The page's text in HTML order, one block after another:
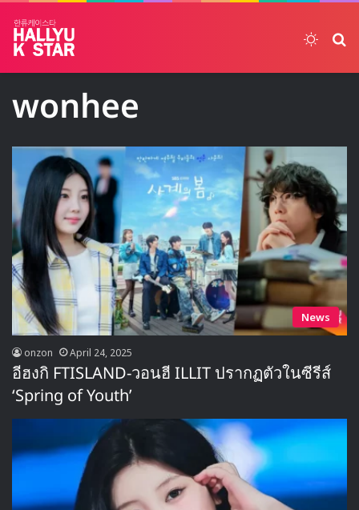
wonhee
News
onzon April 24, 2025
อีฮงกิ FTISLAND-วอนฮี ILLIT ปรากฏตัวในซีรีส์
‘Spring of Youth’